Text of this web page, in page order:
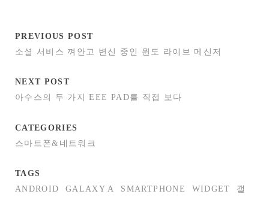
PREVIOUS POST
소셜 서비스 껴안고 변신 중인 윈도 라이브 메신저
NEXT POST
아수스의 두 가지 EEE PAD를 직접 보다
CATEGORIES
스마트폰&네트워크
TAGS
ANDROID
GALAXY A SMARTPHONE WIDGET
갤